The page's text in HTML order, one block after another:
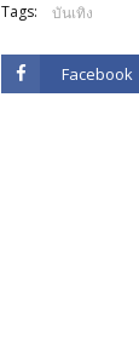
Tags: บันเทิง
Facebook